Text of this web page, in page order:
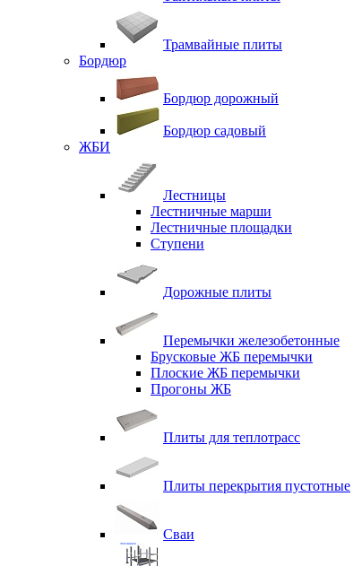
Трамвайные плиты
Бордюр
Бордюр дорожный
Бордюр садовый
ЖБИ
Лестницы
Лестничные марши
Лестничные площадки
Ступени
Дорожные плиты
Перемычки железобетонные
Брусковые ЖБ перемычки
Плоские ЖБ перемычки
Прогоны ЖБ
Плиты для теплотрасс
Плиты перекрытия пустотные
Сваи